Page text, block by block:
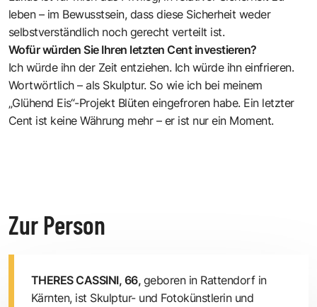
leben – im Bewusstsein, dass diese Sicherheit weder
selbstverständlich noch gerecht verteilt ist.
Wofür würden Sie Ihren letzten Cent investieren?
Ich würde ihn der Zeit entziehen. Ich würde ihn einfrieren.
Wortwörtlich – als Skulptur. So wie ich bei meinem
„Glühend Eis“-Projekt Blüten eingefroren habe. Ein letzter
Cent ist keine Währung mehr – er ist nur ein Moment.
Zur Person
THERES CASSINI, 66, geboren in Rattendorf in
Kärnten, ist Skulptur- und Fotokünstlerin und